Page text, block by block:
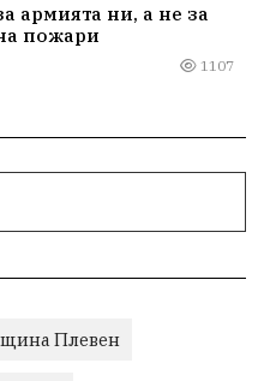
армията ни, а не за
пожари
1107
Плевен